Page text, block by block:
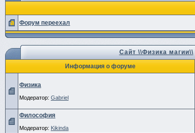
Форум переехал
Сайт \\Физика магии\\
Информация о форуме
Физика
Модератор: Gabriel
Философия
Модератор: Kikinda